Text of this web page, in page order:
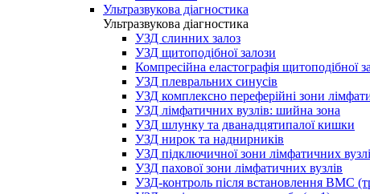
Ультразвукова діагностика
Ультразвукова діагностика
УЗД слинних залоз
УЗД щитоподібної залози
Компресійна еластографія щитоподібної
УЗД плевральних синусів
УЗД комплексно переферійні зони
УЗД лімфатичних вузлів: шийна зона
УЗД шлунку та дванадцятипалої кишки
УЗД нирок та наднирників
УЗД підключичної зони лімфатичних
УЗД пахової зони лімфатичних вузлів
УЗД-контроль після встановлення ВМС